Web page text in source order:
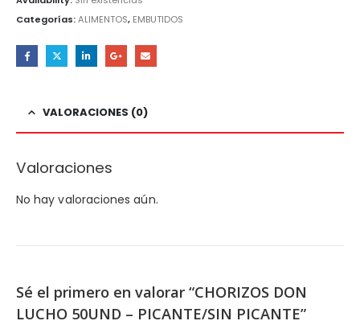
Categorías:ALIMENTOS, EMBUTIDOS
VALORACIONES (0)
Valoraciones
No hay valoraciones aún.
Sé el primero en valorar “CHORIZOS DON
LUCHO 50UND – PICANTE/SIN PICANTE”